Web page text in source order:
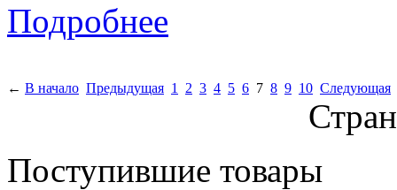
Подробнее
← В начало Предыдущая 1 2 3 4 5 6 7 8 9 10 Следующая
Поступившие товары